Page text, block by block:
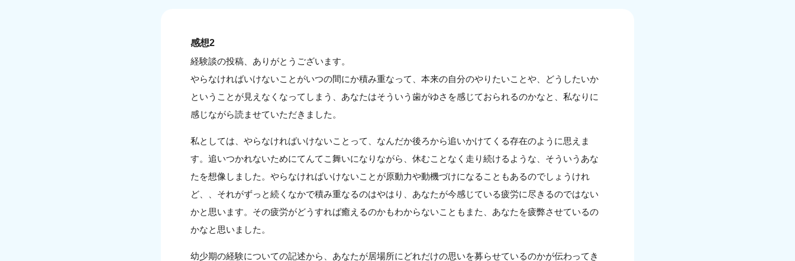
感想2
経験談の投稿、ありがとうございます。
やらなければいけないことがいつの間にか積み重なって、本来の自分のやりたいことや、どうしたいか
ということが見えなくなってしまう、あなたはそういう歯がゆさを感じておられるのかなと、私なりに
感じながら読ませていただきました。
私としては、やらなければいけないことって、なんだか後ろから追いかけてくる存在のように思えま
す。追いつかれないためにてんてこ舞いになりながら、休むことなく走り続けるような、そういうあな
たを想像しました。やらなければいけないことが原動力や動機づけになることもあるのでしょうけれ
ど、、それがずっと続くなかで積み重なるのはやはり、あなたが今感じている疲労に尽きるのではない
かと思います。その疲労がどうすれば癒えるのかもわからないこともまた、あなたを疲弊させているの
かなと思いました。
幼少期の経験についての記述から、あなたが居場所にどれだけの思いを募らせているのかが伝わってき